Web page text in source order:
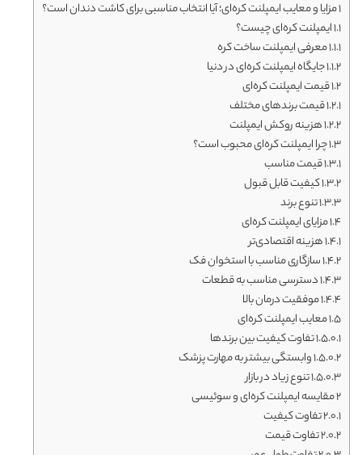
1مزایا و معایب ایمپلنت کره‌ای؛ آیا انتخاب مناسبی برای کاشت دندان است؟
1.1ایمپلنت کره‌ای چیست؟
1.1.1معرفی ایمپلنت ساخت کره
1.1.2جایگاه ایمپلنت کره‌ای در دنیا
1.2قیمت ایمپلنت کره‌ای
1.2.1قیمت برندهای مختلف
1.2.2هزینه روکش ایمپلنت
1.3چرا ایمپلنت کره‌ای محبوب است؟
1.3.1قیمت مناسب
1.3.2کیفیت قابل قبول
1.3.3تنوع برند
1.4مزایای ایمپلنت کره‌ای
1.4.1هزینه اقتصادی‌تر
1.4.2سازگاری مناسب با استخوان فک
1.4.3دسترسی مناسب به قطعات
1.4.4موفقیت درمان بالا
1.5معایب ایمپلنت کره‌ای
1.5.0.1تفاوت کیفیت بین برندها
1.5.0.2وابستگی بیشتر به مهارت پزشک
1.5.0.3تنوع زیاد در بازار
2مقایسه ایمپلنت کره‌ای و سوئیسی
2.0.1تفاوت کیفیت
2.0.2تفاوت قیمت